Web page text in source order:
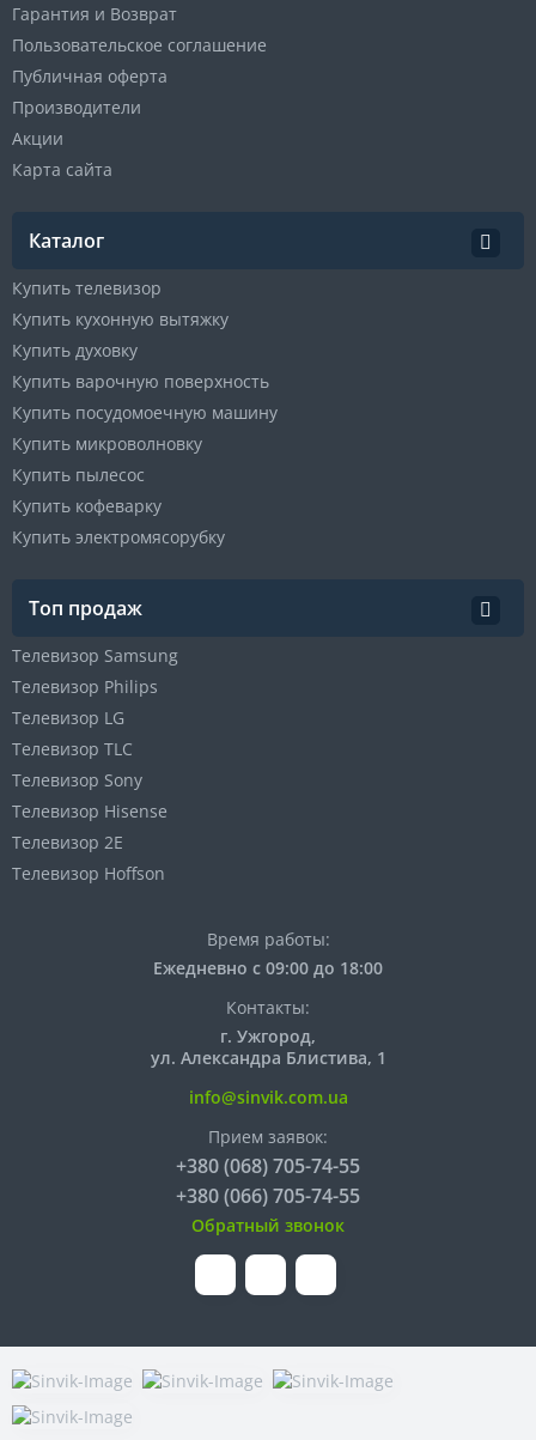
Гарантия и Возврат
Пользовательское соглашение
Публичная оферта
Производители
Акции
Карта сайта
Каталог
Купить телевизор
Купить кухонную вытяжку
Купить духовку
Купить варочную поверхность
Купить посудомоечную машину
Купить микроволновку
Купить пылесос
Купить кофеварку
Купить электромясорубку
Топ продаж
Телевизор Samsung
Телевизор Philips
Телевизор LG
Телевизор TLC
Телевизор Sony
Телевизор Hisense
Телевизор 2E
Телевизор Hoffson
Время работы:
Ежедневно с 09:00 до 18:00
Контакты:
г. Ужгород,
ул. Александра Блистива, 1
info@sinvik.com.ua
Прием заявок:
+380 (068) 705-74-55
+380 (066) 705-74-55
Обратный звонок